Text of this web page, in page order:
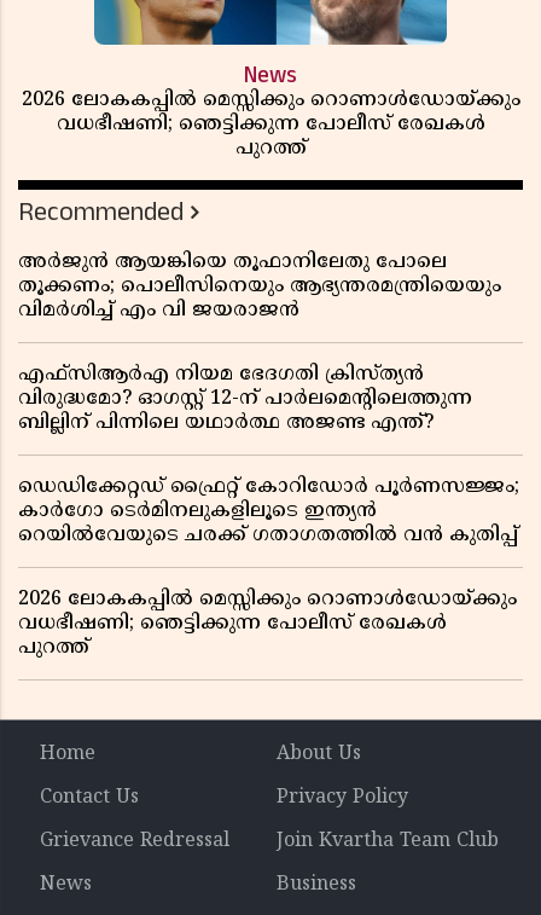
News
2026 ലോകകപ്പിൽ മെസ്സിക്കും റൊണാൾഡോയ്ക്കും
വധഭീഷണി; ഞെട്ടിക്കുന്ന പോലീസ് രേഖകൾ
പുറത്ത്
Recommended
അർജുൻ ആയങ്കിയെ തൂഫാനിലേതു പോലെ
തൂക്കണം; പൊലീസിനെയും ആഭ്യന്തരമന്ത്രിയെയും
വിമർശിച്ച് എം വി ജയരാജൻ
എഫ്സിആർഎ നിയമ ഭേദഗതി ക്രിസ്ത്യൻ
വിരുദ്ധമോ? ഓഗസ്റ്റ് 12-ന് പാർലമെന്റിലെത്തുന്ന
ബില്ലിന് പിന്നിലെ യഥാർത്ഥ അജണ്ട എന്ത്?
ഡെഡിക്കേറ്റഡ് ഫ്രൈറ്റ് കോറിഡോർ പൂർണസജ്ജം;
കാർഗോ ടെർമിനലുകളിലൂടെ ഇന്ത്യൻ
റെയിൽവേയുടെ ചരക്ക് ഗതാഗതത്തിൽ വൻ കുതിപ്പ്
2026 ലോകകപ്പിൽ മെസ്സിക്കും റൊണാൾഡോയ്ക്കും
വധഭീഷണി; ഞെട്ടിക്കുന്ന പോലീസ് രേഖകൾ
പുറത്ത്
Home
About Us
Contact Us
Privacy Policy
Grievance Redressal
Join Kvartha Team Club
News
Business